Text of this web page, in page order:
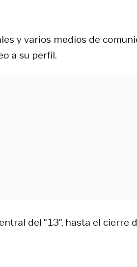
y varios medios de
a su perfil.
del "13", hasta el cierre